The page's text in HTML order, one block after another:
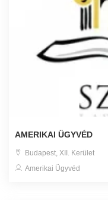
AMERIKAI ÜGYVÉD
Budapest, XII. Kerület
Amerikai Ügyvéd